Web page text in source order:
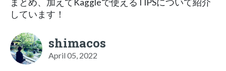
まとめ、加えてKaggleで使えるTIPSについて紹介
しています！
shimacos
April 05, 2022